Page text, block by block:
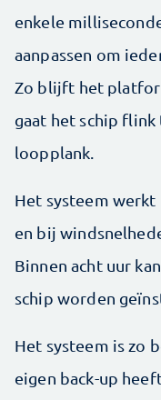
enkele
aanpassen om
Zo blijft het
gaat het schip
loopplank.
Het systeem
en bij
Binnen acht uur
schip worden
Het systeem is zo
eigen back-up